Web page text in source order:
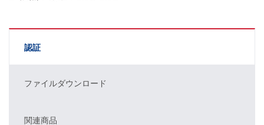
認証
ファイルダウンロード
関連商品